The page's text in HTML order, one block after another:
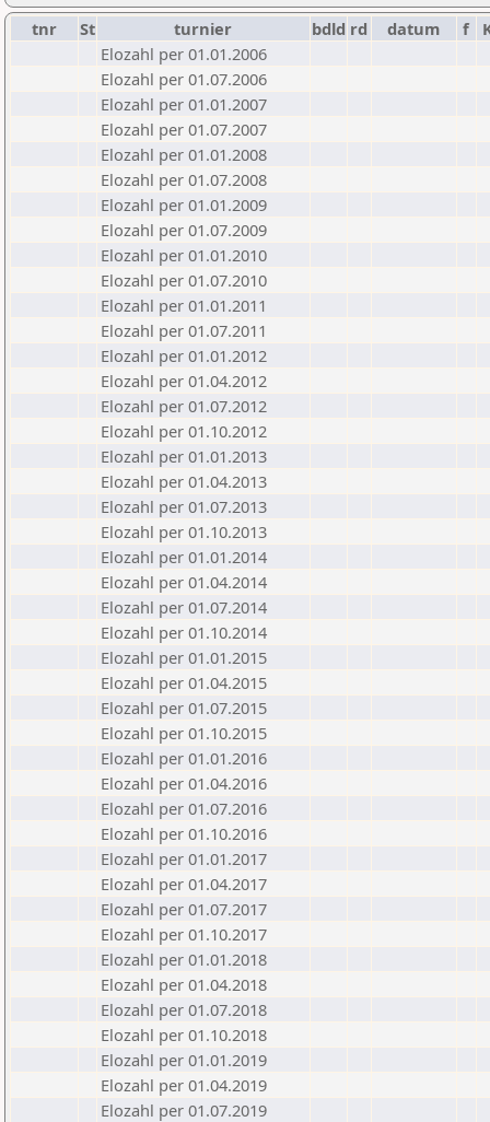
tnr St turnier bdld rd datum f
Elozahl per 01.01.2006
Elozahl per 01.07.2006
Elozahl per 01.01.2007
Elozahl per 01.07.2007
Elozahl per 01.01.2008
Elozahl per 01.07.2008
Elozahl per 01.01.2009
Elozahl per 01.07.2009
Elozahl per 01.01.2010
Elozahl per 01.07.2010
Elozahl per 01.01.2011
Elozahl per 01.07.2011
Elozahl per 01.01.2012
Elozahl per 01.04.2012
Elozahl per 01.07.2012
Elozahl per 01.10.2012
Elozahl per 01.01.2013
Elozahl per 01.04.2013
Elozahl per 01.07.2013
Elozahl per 01.10.2013
Elozahl per 01.01.2014
Elozahl per 01.04.2014
Elozahl per 01.07.2014
Elozahl per 01.10.2014
Elozahl per 01.01.2015
Elozahl per 01.04.2015
Elozahl per 01.07.2015
Elozahl per 01.10.2015
Elozahl per 01.01.2016
Elozahl per 01.04.2016
Elozahl per 01.07.2016
Elozahl per 01.10.2016
Elozahl per 01.01.2017
Elozahl per 01.04.2017
Elozahl per 01.07.2017
Elozahl per 01.10.2017
Elozahl per 01.01.2018
Elozahl per 01.04.2018
Elozahl per 01.07.2018
Elozahl per 01.10.2018
Elozahl per 01.01.2019
Elozahl per 01.04.2019
Elozahl per 01.07.2019